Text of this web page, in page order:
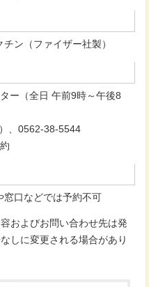
ン（ファイザー社製）
ー（全日 午前9時～午後8
、0562-38-5544
口などでは予約不可
およびお問い合わせ先は発
しに変更される場合があり